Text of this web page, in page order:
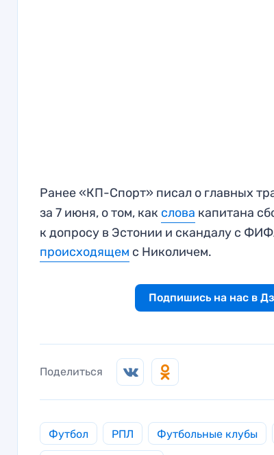
Ранее «КП-Спорт» писал о главных
за 7 июня, о том, как слова капитана
к допросу в Эстонии и скандалу с
происходящем с Николичем.
Подпишись на нас в
Поделиться
Футбол РПЛ Футбольные клубы